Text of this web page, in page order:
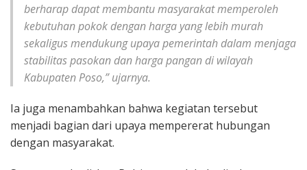
berharap dapat membantu masyarakat memperoleh
kebutuhan pokok dengan harga yang lebih murah
sekaligus mendukung upaya pemerintah dalam menjaga
stabilitas pasokan dan harga pangan di wilayah
Kabupaten Poso,” ujarnya.
Ia juga menambahkan bahwa kegiatan tersebut
menjadi bagian dari upaya mempererat hubungan
dengan masyarakat.